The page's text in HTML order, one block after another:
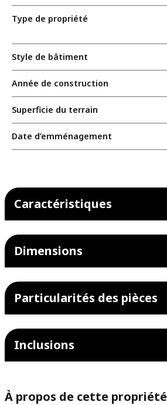
Type de propriété
Style de bâtiment
Année de construction
Superficie du terrain
Date d’emménagement
Caractéristiques
Dimensions
Particularités des pièces
Inclusions
À propos de cette propriété